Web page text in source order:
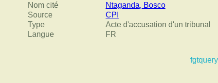
Nom cité
Ntaganda, Bosco
Source
CPI
Type
Acte d'accusation d'un tribunal
Langue
FR